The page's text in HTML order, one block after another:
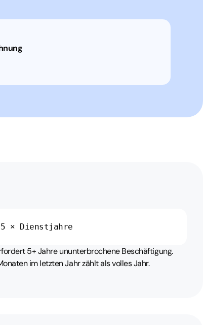
× Dienstjahre
5+ Jahre ununterbrochene Beschäftigung.
im letzten Jahr zählt als volles Jahr.